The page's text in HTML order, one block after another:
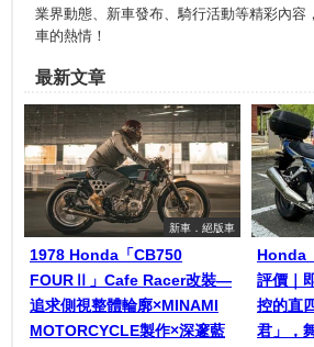
業界動態、新車發布、騎行活動等精彩內容
車的熱情！
最新文章
新車．絕版車
1978 Honda「CB750
FOURⅡ」Cafe Racer改裝—
追求側視整體輪廓×MINAMI
MOTORCYCLE製作×深邃藍
Honda
評價｜
控的直
君」，